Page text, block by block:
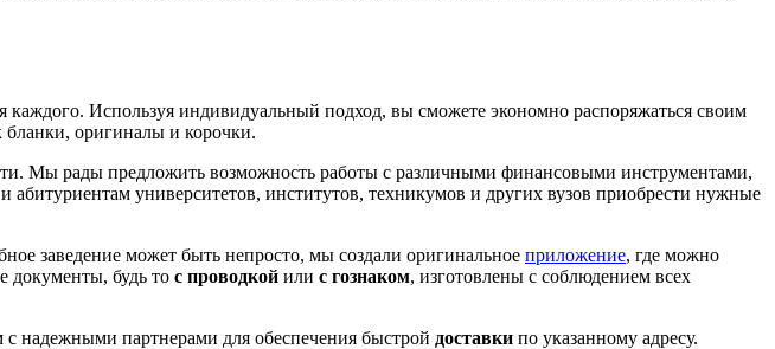
Используя индивидуальный подход, вы сможете экономно распоряжаться своим
оригиналы и корочки.
Мы рады предложить возможность работы с различными финансовыми инструментами,
абитуриентам университетов, институтов, техникумов и других вузов приобрести нужные
заведение может быть непросто, мы создали оригинальное приложение, где можно
документы, будь то с проводкой или с гознаком, изготовлены с соблюдением всех
надежными партнерами для обеспечения быстрой доставки по указанному адресу.